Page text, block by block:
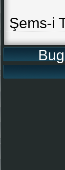
Şems-i